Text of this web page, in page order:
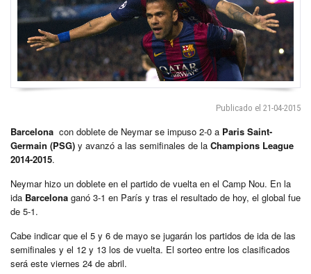
Publicado el 21-04-2015
Barcelona con doblete de Neymar se impuso 2-0 a Paris Saint-
Germain (PSG) y avanzó a las semifinales de la Champions League
2014-2015.
Neymar hizo un doblete en el partido de vuelta en el Camp Nou. En la
ida Barcelona ganó 3-1 en París y tras el resultado de hoy, el global fue
de 5-1.
Cabe indicar que el 5 y 6 de mayo se jugarán los partidos de ida de las
semifinales y el 12 y 13 los de vuelta. El sorteo entre los clasificados
será este viernes 24 de abril.